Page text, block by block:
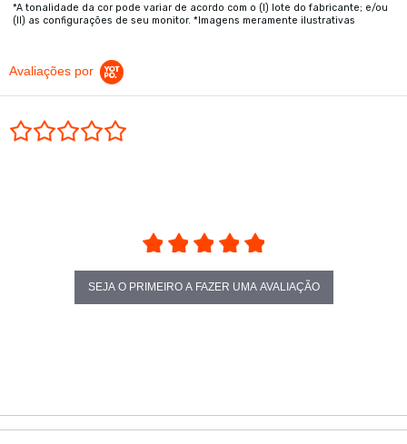
*A tonalidade da cor pode variar de acordo com o (I) lote do fabricante; e/ou
(II) as configurações de seu monitor. *Imagens meramente ilustrativas
Avaliações por
SEJA O PRIMEIRO A FAZER UMA AVALIAÇÃO